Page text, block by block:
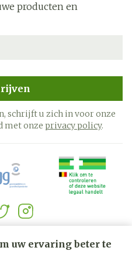
uw ervaring beter te
producten en
schrijft u zich in voor onze
met onze privacy policy.